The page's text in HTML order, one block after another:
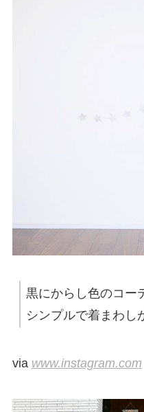
黒にからし色のコー
シンプルで着まわし
via www.instagram.com